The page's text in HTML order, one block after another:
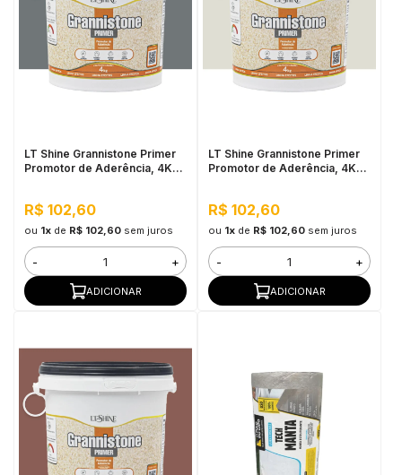
LT Shine Grannistone Primer
Promotor de Aderência, 4KG
R$ 102,60
ou 1xde R$ 102,60 sem juros
- +
ADICIONAR
LT Shine Grannistone Primer
Promotor de Aderência, 4KG
R$ 102,60
ou 1xde R$ 102,60 sem juros
- +
ADICIONAR